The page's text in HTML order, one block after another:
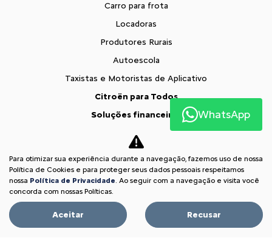
Carro para frota
Locadoras
Produtores Rurais
Autoescola
Taxistas e Motoristas de Aplicativo
Citroën para Todos
Soluções financeiras
Consórcio
Seguros
Simulador de Financiamento
Pós vendas
Citroën Citizen
Revisões
WhatsApp
Para otimizar sua experiência durante a navegação, fazemos uso de nossa
Política de Cookies e para proteger seus dados pessoais respeitamos
nossa Política de Privacidade. Ao seguir com a navegação e visita você
concorda com nossas Políticas.
Aceitar Recusar